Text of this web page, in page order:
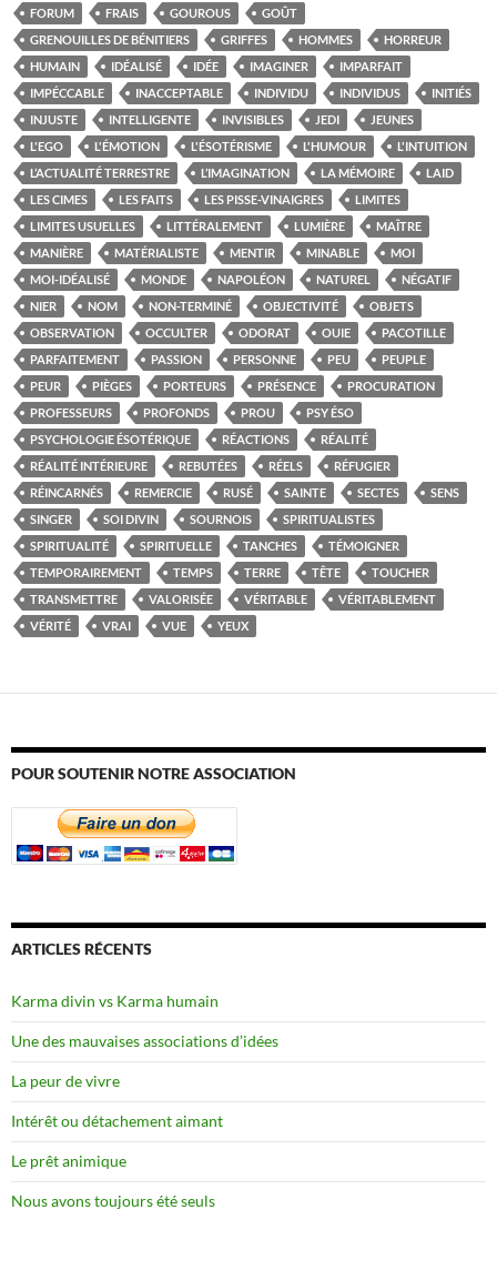
FORUM FRAIS GOUROUS
GOÛT
GRENOUILLES DE BÉNITIERS
GRIFFES HOMMES
HORREUR
HUMAIN
IDÉALISÉ IDÉE IMAGINER
IMPARFAIT
IMPÉCCABLE
INACCEPTABLE INDIVIDU INDIVIDUS
INITIÉS
INJUSTE
INTELLIGENTE INVISIBLES JEDI
JEUNES
L'EGO
L'ÉMOTION L'ÉSOTÉRISME L'HUMOUR
L'INTUITION
L’ACTUALITÉ TERRESTRE
L’IMAGINATION LA MÉMOIRE
LAID
LES CIMES
LES FAITS LES PISSE-VINAIGRES
LIMITES
LIMITES USUELLES
LITTÉRALEMENT LUMIÈRE
MAÎTRE
MANIÈRE
MATÉRIALISTE MENTIR MINABLE
MOI
MOI-IDÉALISÉ
MONDE NAPOLÉON NATUREL
NÉGATIF
NIER
NOM NON-TERMINÉ OBJECTIVITÉ
OBJETS
OBSERVATION
OCCULTER ODORAT OUIE
PACOTILLE
PARFAITEMENT
PASSION PERSONNE PEU
PEUPLE
PEUR
PIÈGES PORTEURS PRÉSENCE
PROCURATION
PROFESSEURS
PROFONDS PROU
PSY ÉSO
PSYCHOLOGIE ÉSOTÉRIQUE
RÉACTIONS
RÉALITÉ
RÉALITÉ INTÉRIEURE
REBUTÉES RÉELS
RÉFUGIER
RÉINCARNÉS
REMERCIE RUSÉ SAINTE SECTES
SENS
SINGER
SOI DIVIN SOURNOIS
SPIRITUALISTES
SPIRITUALITÉ
SPIRITUELLE TANCHES
TÉMOIGNER
TEMPORAIREMENT
TEMPS TERRE TÊTE
TOUCHER
TRANSMETTRE
VALORISÉE VÉRITABLE
VÉRITABLEMENT
VÉRITÉ
VRAI VUE YEUX
POUR SOUTENIR NOTRE ASSOCIATION
ARTICLES RÉCENTS
Karma divin vs Karma humain
Une des mauvaises associations d’idées
La peur de vivre
Intérêt ou détachement aimant
Le prêt animique
Nous avons toujours été seuls